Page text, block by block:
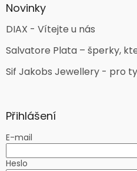
Novinky
DIAX - Vítejte u nás
Salvatore Plata – šperky,
Sif Jakobs Jewellery - pro
Přihlášení
E-mail
Heslo